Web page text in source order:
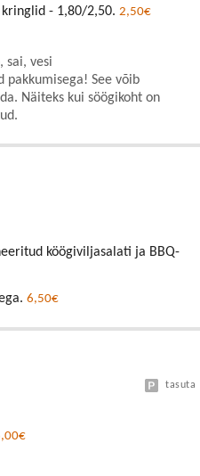
- 1,80/2,50. 2,50€
sai, vesi
pakkumisega! See võib
Näiteks kui söögikoht on
köögiviljasalati ja BBQ-
6,50€
tasuta